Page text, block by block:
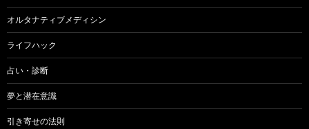
オルタナティブメディシン
ライフハック
占い・診断
夢と潜在意識
引き寄せの法則